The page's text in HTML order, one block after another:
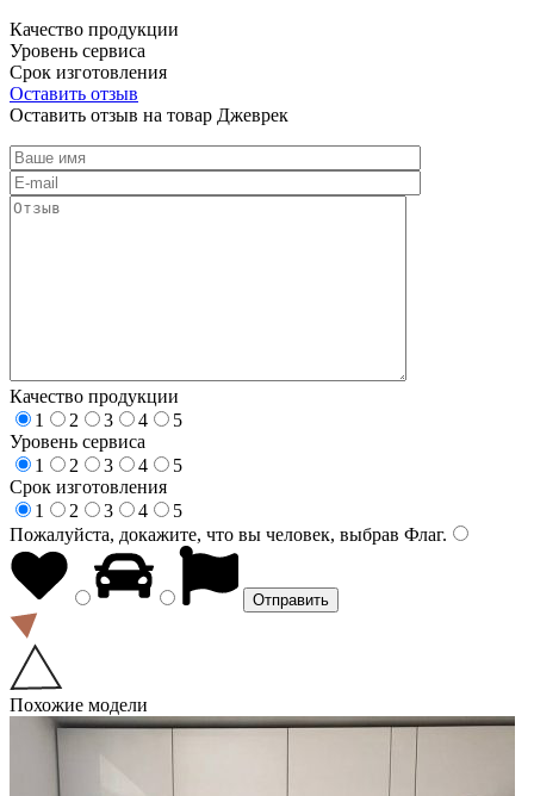
Качество продукции
Уровень сервиса
Срок изготовления
Оставить отзыв
Оставить отзыв на товар Джеврек
Качество продукции
1
2 3 4
5
Уровень сервиса
1
2 3 4
5
Срок изготовления
1
2 3 4
5
Пожалуйста, докажите, что вы человек, выбрав Флаг.
Похожие модели